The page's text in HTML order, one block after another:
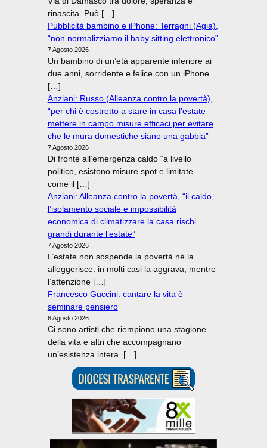
rinascita. Può […]
Pubblicità bambino e iPhone: Terragni (Agia),
“non normalizziamo il baby sitting elettronico”
7 Agosto 2026
Un bambino di un’età apparente inferiore ai
due anni, sorridente e felice con un iPhone
[…]
Anziani: Russo (Alleanza contro la povertà),
“per chi è costretto a stare in casa l’estate
mettere in campo misure efficaci per evitare
che le mura domestiche siano una gabbia”
7 Agosto 2026
Di fronte all’emergenza caldo “a livello
politico, esistono misure spot e limitate –
come il […]
Anziani: Alleanza contro la povertà, “il caldo,
l’isolamento sociale e impossibilità
economica di climatizzare la casa rischi
grandi durante l’estate”
7 Agosto 2026
L’estate non sospende la povertà né la
alleggerisce: in molti casi la aggrava, mentre
l’attenzione […]
Francesco Guccini: cantare la vita è
seminare pensiero
6 Agosto 2026
Ci sono artisti che riempiono una stagione
della vita e altri che accompagnano
un’esistenza intera. […]